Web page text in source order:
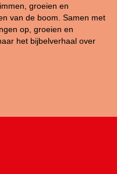
groeien en
van de boom. Samen met
op, groeien en
het bijbelverhaal over